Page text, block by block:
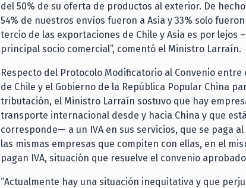
del 50% de su oferta de productos al exterior. De
54% de nuestros envíos fueron a Asia y 33% solo
tercio de las exportaciones de Chile y Asia es por lejos
principal socio comercial”, comentó el Ministro Larraín.
Respecto del Protocolo Modificatorio al Convenio entre
de Chile y el Gobierno de la República Popular China
tributación, el Ministro Larraín sostuvo que hay
transporte internacional desde y hacia China y que
corresponde— a un IVA en sus servicios, que se paga
las mismas empresas que compiten con ellas, en el
pagan IVA, situación que resuelve el convenio
“Actualmente hay una situación inequitativa y que